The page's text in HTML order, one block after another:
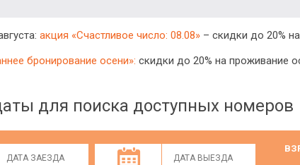
акция «Счастливое число: 08.08» – скидки до 20%
бронирование осени»: скидки до 20% на проживание
для поиска доступных номеров